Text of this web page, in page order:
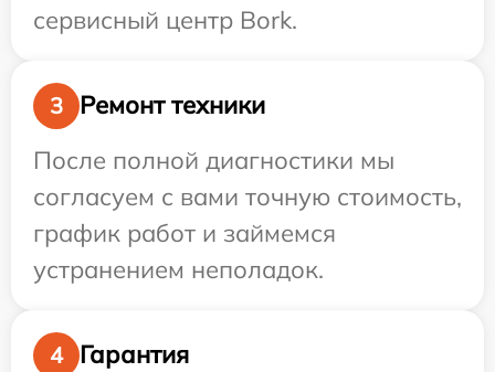
сервисный центр Bork.
3
Ремонт техники
После полной диагностики мы
согласуем с вами точную стоимость,
график работ и займемся
устранением неполадок.
4
Гарантия